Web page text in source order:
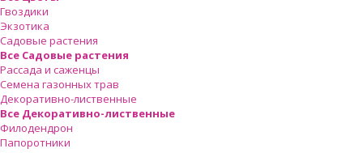
Гвоздики
Экзотика
Садовые растения
Все Садовые растения
Рассада и саженцы
Семена газонных трав
Декоративно-лиственные
Все Декоративно-лиственные
Филодендрон
Папоротники